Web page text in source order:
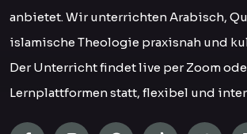
anbietet. Wir unterrichten Arabisch,
islamische Theologie praxisnah und
Der Unterricht findet live per Zoom
Lernplattformen statt, flexibel und